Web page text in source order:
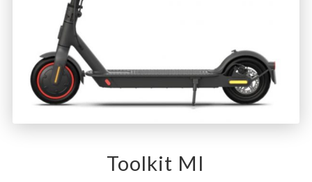
Toolkit MI